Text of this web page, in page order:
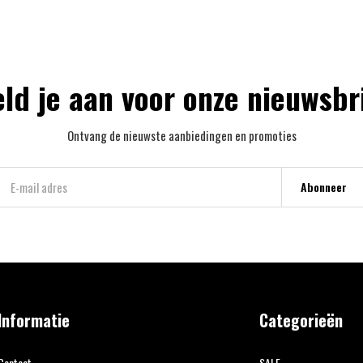
je aan voor onze
Ontvang de nieuwste aanbiedingen en promoties
Abonneer
Categorieën